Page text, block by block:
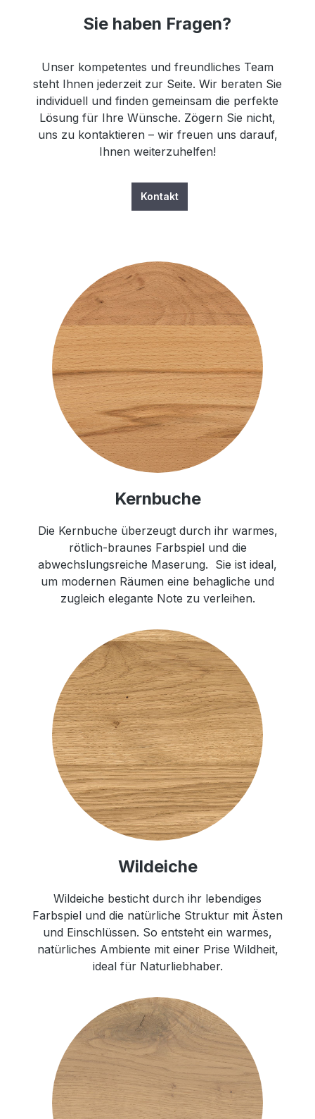
Sie haben Fragen?
Unser kompetentes und freundliches Team
steht Ihnen jederzeit zur Seite. Wir beraten Sie
individuell und finden gemeinsam die perfekte
Lösung für Ihre Wünsche. Zögern Sie nicht,
uns zu kontaktieren – wir freuen uns darauf,
Ihnen weiterzuhelfen!
Kontakt
Kernbuche
Die Kernbuche überzeugt durch ihr warmes,
rötlich-braunes Farbspiel und die
abwechslungsreiche Maserung. Sie ist ideal,
um modernen Räumen eine behagliche und
zugleich elegante Note zu verleihen.
Wildeiche
Wildeiche besticht durch ihr lebendiges
Farbspiel und die natürliche Struktur mit Ästen
und Einschlüssen. So entsteht ein warmes,
natürliches Ambiente mit einer Prise Wildheit,
ideal für Naturliebhaber.